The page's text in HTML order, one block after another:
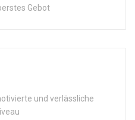
Gebot
und verlässliche